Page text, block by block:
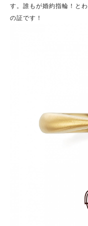
す。誰もが婚約指輪！と
の証です！